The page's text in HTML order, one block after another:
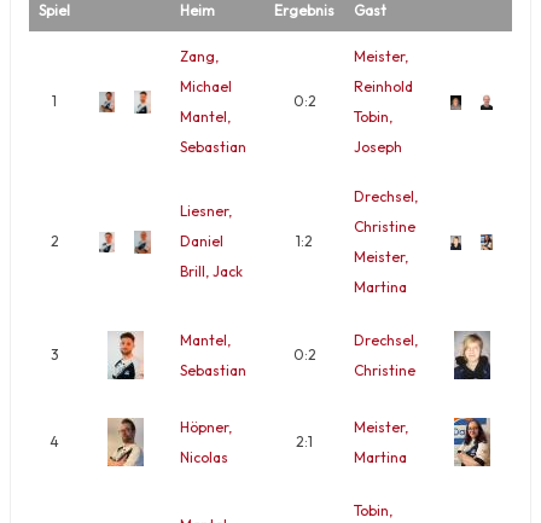
Spiel Heim Ergebnis Gast
1
Zang,
Michael
Mantel,
Sebastian
0:2
Meister,
Reinhold
Tobin,
Joseph
2
Liesner,
Daniel
Brill, Jack
1:2
Drechsel,
Christine
Meister,
Martina
3
Mantel,
Sebastian
0:2
Drechsel,
Christine
4
Höpner,
Nicolas
2:1
Meister,
Martina
Tobin,